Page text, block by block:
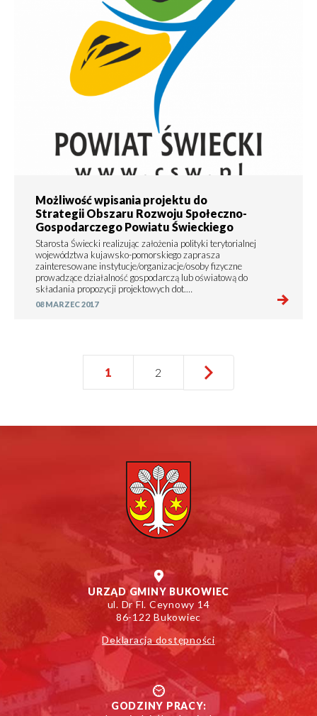
Możliwość wpisania projektu do
Strategii Obszaru Rozwoju Społeczno-
Gospodarczego Powiatu Świeckiego
Starosta Świecki realizując założenia polityki terytorialnej
województwa kujawsko-pomorskiego zaprasza
zainteresowane instytucje/organizacje/osoby fizyczne
prowadzące działalność gospodarczą lub oświatową do
składania propozycji projektowych dot.…
08 MARZEC 2017
Bieżąca
strona
1 Strona
2
Następna
›
URZĄD GMINY BUKOWIEC
ul. Dr Fl. Ceynowy 14
86-122 Bukowiec
Deklaracja dostępności
GODZINY PRACY: